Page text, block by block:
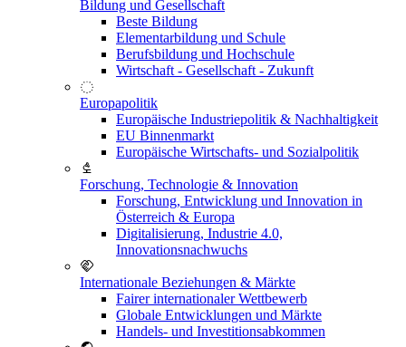
Bildung und Gesellschaft
Beste Bildung
Elementarbildung und Schule
Berufsbildung und Hochschule
Wirtschaft - Gesellschaft - Zukunft
Europapolitik
Europäische Industriepolitik & Nachhaltigkeit
EU Binnenmarkt
Europäische Wirtschafts- und Sozialpolitik
Forschung, Technologie & Innovation
Forschung, Entwicklung und Innovation in
Österreich & Europa
Digitalisierung, Industrie 4.0,
Innovationsnachwuchs
Internationale Beziehungen & Märkte
Fairer internationaler Wettbewerb
Globale Entwicklungen und Märkte
Handels- und Investitionsabkommen